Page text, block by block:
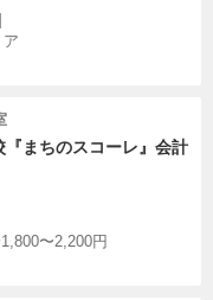
まちのスコーレ』会計
〜2,200円